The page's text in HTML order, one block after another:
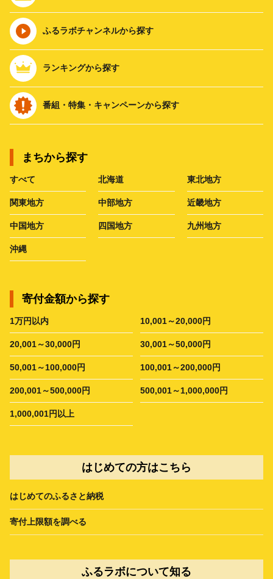
ふるラボチャンネルから探す
ランキングから探す
番組・特集・キャンペーンから探す
まちから探す
すべて 北海道 東北地方
関東地方 中部地方 近畿地方
中国地方 四国地方 九州地方
沖縄
寄付金額から探す
1万円以内 10,001～20,000円
20,001～30,000円 30,001～50,000円
50,001～100,000円 100,001～200,000円
200,001～500,000円 500,001～1,000,000円
1,000,001円以上
はじめての方はこちら
はじめてのふるさと納税
寄付上限額を調べる
ふるラボについて知る